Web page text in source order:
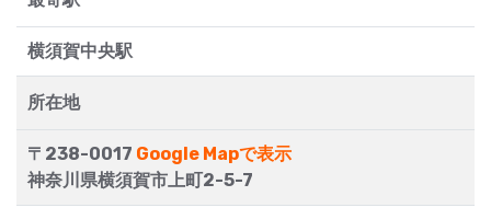
横須賀中央駅
所在地
〒238-0017 Google Mapで表示
神奈川県横須賀市上町2-5-7